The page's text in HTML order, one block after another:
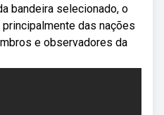
bandeira selecionado, o
das nações
e observadores da